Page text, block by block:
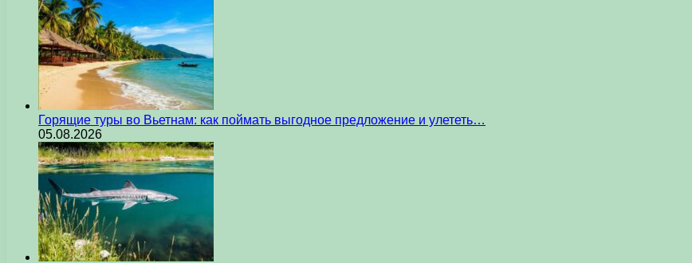
Горящие туры во Вьетнам: как поймать выгодное предложение и улететь…
05.08.2026